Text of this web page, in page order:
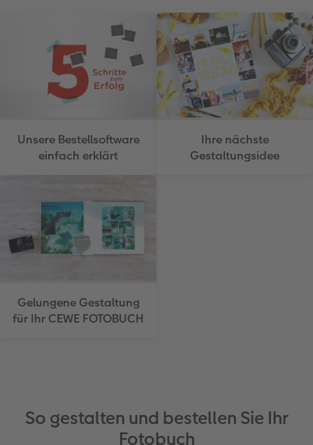
Unsere Bestellsoftware
einfach erklärt
Ihre nächste
Gestaltungsidee
Gelungene Gestaltung
für Ihr CEWE FOTOBUCH
So gestalten und bestellen Sie Ihr
Fotobuch